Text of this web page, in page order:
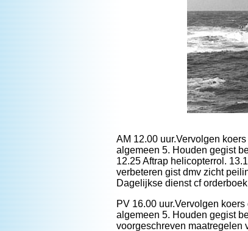
AM 12.00 uur.Vervolgen
algemeen 5. Houden gegist
12.25 Aftrap helicopterrol.
verbeteren gist dmv zicht
Dagelijkse dienst cf
PV 16.00 uur.Vervolgen
algemeen 5. Houden gegist
voorgeschreven maatregelen